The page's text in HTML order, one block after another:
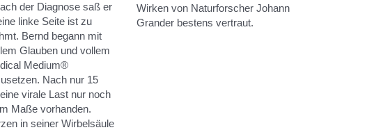
der Diagnose saß er
linke Seite ist zu
Bernd begann mit
Glauben und vollem
Medium®
Nach nur 15
virale Last nur noch
Maße vorhanden.
in seiner Wirbelsäule
Wirken von Naturforscher Johann
Grander bestens vertraut.